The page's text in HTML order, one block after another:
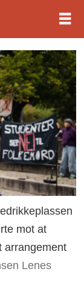
mot at
arrangement
Lenes